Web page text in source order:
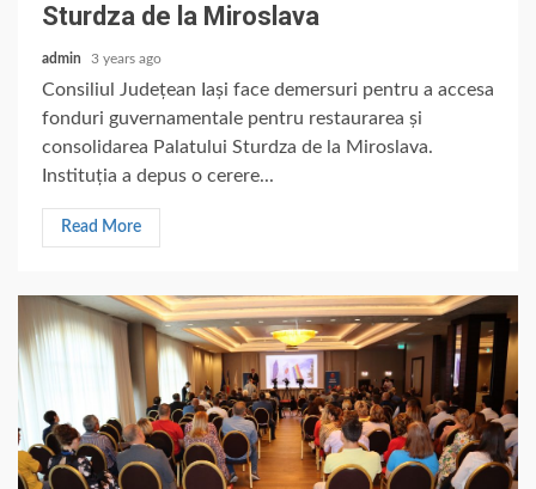
Sturdza de la Miroslava
admin 3 years ago
Consiliul Județean Iași face demersuri pentru a accesa
fonduri guvernamentale pentru restaurarea și
consolidarea Palatului Sturdza de la Miroslava.
Instituția a depus o cerere...
Read More